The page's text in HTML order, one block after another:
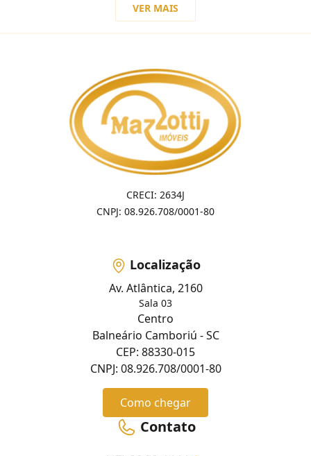
VER MAIS
CRECI: 2634J
CNPJ: 08.926.708/0001-80
Localização
Av. Atlântica, 2160
Sala 03
Centro
Balneário Camboriú - SC
CEP: 88330-015
CNPJ: 08.926.708/0001-80
Como chegar
Contato